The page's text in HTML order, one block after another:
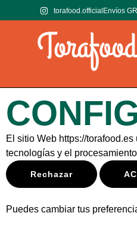
torafood.official Envíos
El sitio Web https://
tecnologías y el
Rechazar
Puedes cambiar tus